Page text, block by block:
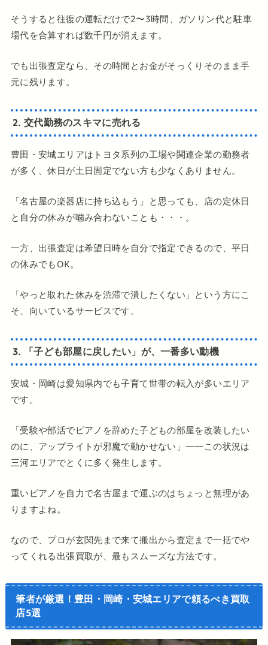
そうすると往復の運転だけで2〜3時間、ガソリン代と駐車
場代を合算すれば数千円が消えます。
でも出張査定なら、その時間とお金がそっくりそのまま手
元に残ります。
2. 交代勤務のスキマに売れる
豊田・安城エリアはトヨタ系列の工場や関連企業の勤務者
が多く、休日が土日固定でない方も少なくありません。
「名古屋の楽器店に持ち込もう」と思っても、店の定休日
と自分の休みが噛み合わないことも・・・。
一方、出張査定は希望日時を自分で指定できるので、平日
の休みでもOK。
「やっと取れた休みを渋滞で潰したくない」という方にこ
そ、向いているサービスです。
3. 「子ども部屋に戻したい」が、一番多い動機
安城・岡崎は愛知県内でも子育て世帯の転入が多いエリア
です。
「受験や部活でピアノを辞めた子どもの部屋を改装したい
のに、アップライトが邪魔で動かせない」——この状況は
三河エリアでとくに多く発生します。
重いピアノを自力で名古屋まで運ぶのはちょっと無理があ
りますよね。
なので、プロが玄関先まで来て搬出から査定まで一括でや
ってくれる出張買取が、最もスムーズな方法です。
筆者が厳選！豊田・岡崎・安城エリアで頼るべき買取
店5選